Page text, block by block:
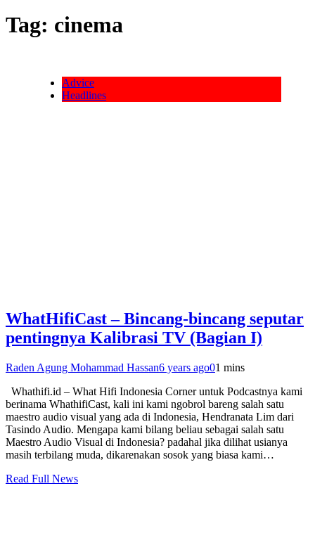
Tag: cinema
Advice
Headlines
WhatHifiCast – Bincang-bincang seputar
pentingnya Kalibrasi TV (Bagian I)
Raden Agung Mohammad Hassan6 years ago01 mins
Whathifi.id – What Hifi Indonesia Corner untuk Podcastnya kami
berinama WhathifiCast, kali ini kami ngobrol bareng salah satu
maestro audio visual yang ada di Indonesia, Hendranata Lim dari
Tasindo Audio. Mengapa kami bilang beliau sebagai salah satu
Maestro Audio Visual di Indonesia? padahal jika dilihat usianya
masih terbilang muda, dikarenakan sosok yang biasa kami…
Read Full News